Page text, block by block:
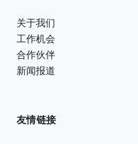
关于我们
工作机会
合作伙伴
新闻报道
友情链接